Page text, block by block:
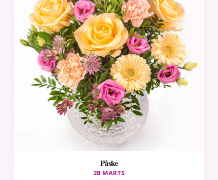
Påske
28 MARTS